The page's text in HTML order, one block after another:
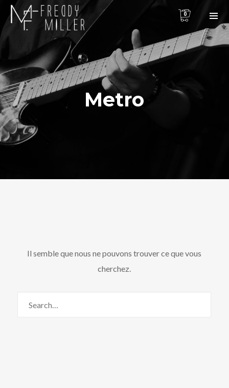
0
Metro
Il semble que nous ne pouvons trouver ce que vous
cherchez.